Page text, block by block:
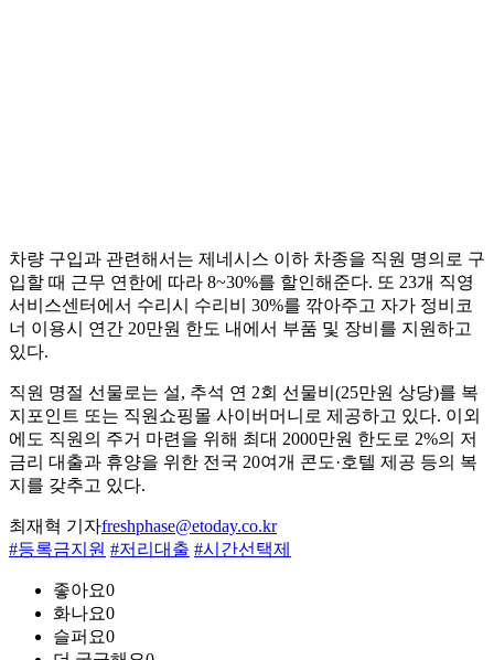
차량 구입과 관련해서는 제네시스 이하 차종을 직원 명의로 구
입할 때 근무 연한에 따라 8~30%를 할인해준다. 또 23개 직영
서비스센터에서 수리시 수리비 30%를 깎아주고 자가 정비코
너 이용시 연간 20만원 한도 내에서 부품 및 장비를 지원하고
있다.
직원 명절 선물로는 설, 추석 연 2회 선물비(25만원 상당)를 복
지포인트 또는 직원쇼핑몰 사이버머니로 제공하고 있다. 이외
에도 직원의 주거 마련을 위해 최대 2000만원 한도로 2%의 저
금리 대출과 휴양을 위한 전국 20여개 콘도·호텔 제공 등의 복
지를 갖추고 있다.
최재혁 기자freshphase@etoday.co.kr
#등록금지원 #저리대출 #시간선택제
좋아요0
화나요0
슬퍼요0